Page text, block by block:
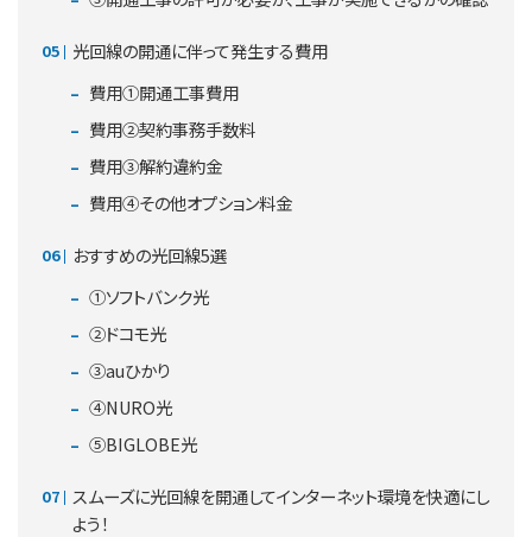
光回線の開通に伴って発生する費用
費用①開通工事費用
費用②契約事務手数料
費用③解約違約金
費用④その他オプション料金
おすすめの光回線5選
①ソフトバンク光
②ドコモ光
③auひかり
④NURO光
⑤BIGLOBE光
スムーズに光回線を開通してインターネット環境を快適にし
よう！